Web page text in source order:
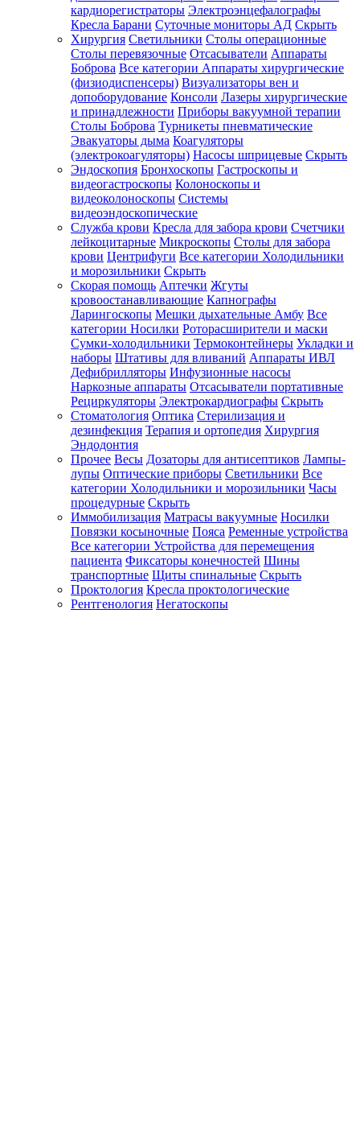
кардиорегистраторы Электроэнцефалографы
Кресла Барани Суточные мониторы АД Скрыть
Хирургия Светильники Столы операционные
Столы перевязочные Отсасыватели Аппараты
Боброва Все категории Аппараты хирургические
(физиодиспенсеры) Визуализаторы вен и
допоборудование Консоли Лазеры хирургические
и принадлежности Приборы вакуумной терапии
Столы Боброва Турникеты пневматические
Эвакуаторы дыма Коагуляторы
(электрокоагуляторы) Насосы шприцевые Скрыть
Эндоскопия Бронхоскопы Гастроскопы и
видеогастроскопы Колоноскопы и
видеоколоноскопы Системы
видеоэндоскопические
Служба крови Кресла для забора крови Счетчики
лейкоцитарные Микроскопы Столы для забора
крови Центрифуги Все категории Холодильники
и морозильники Скрыть
Скорая помощь Аптечки Жгуты
кровоостанавливающие Капнографы
Ларингоскопы Мешки дыхательные Амбу Все
категории Носилки Роторасширители и маски
Сумки-холодильники Термоконтейнеры Укладки и
наборы Штативы для вливаний Аппараты ИВЛ
Дефибрилляторы Инфузионные насосы
Наркозные аппараты Отсасыватели портативные
Рециркуляторы Электрокардиографы Скрыть
Стоматология Оптика Стерилизация и
дезинфекция Терапия и ортопедия Хирургия
Эндодонтия
Прочее Весы Дозаторы для антисептиков Лампы-
лупы Оптические приборы Светильники Все
категории Холодильники и морозильники Часы
процедурные Скрыть
Иммобилизация Матрасы вакуумные Носилки
Повязки косыночные Пояса Ременные устройства
Все категории Устройства для перемещения
пациента Фиксаторы конечностей Шины
транспортные Щиты спинальные Скрыть
Проктология Кресла проктологические
Рентгенология Негатоскопы